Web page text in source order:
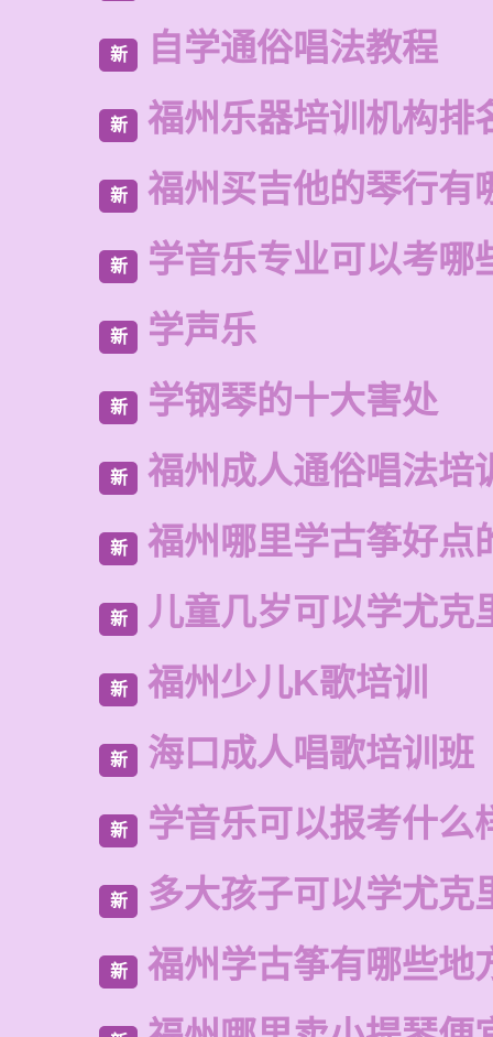
新 自学通俗唱法教程
新 福州乐器培训机构排
新 福州买吉他的琴行有
新 学音乐专业可以考哪
新 学声乐
新 学钢琴的十大害处
新 福州成人通俗唱法培
新 福州哪里学古筝好点
新 儿童几岁可以学尤克
新 福州少儿K歌培训
新 海口成人唱歌培训班
新 学音乐可以报考什么
新 多大孩子可以学尤克
新 福州学古筝有哪些地